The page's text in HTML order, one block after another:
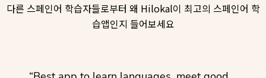
다른 스페인어 학습자들로부터 왜 Hilokal이 최고의 스페인어 학
습앱인지 들어보세요